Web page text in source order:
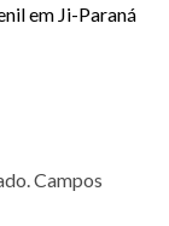
em Ji-Paraná
Campos